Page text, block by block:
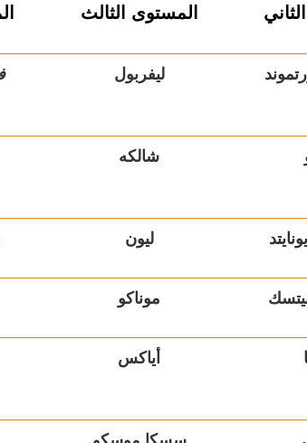
المستوى الثالث
ليفربول
شالكه
ليون
موناكو
أياكس